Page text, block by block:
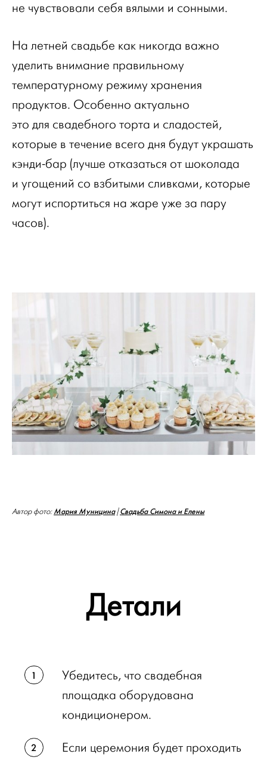
не чувствовали себя вялыми и сонными.
На летней свадьбе как никогда важно
уделить внимание правильному
температурному режиму хранения
продуктов. Особенно актуально
это для свадебного торта и сладостей,
которые в течение всего дня будут украшать
кэнди-бар (лучше отказаться от шоколада
и угощений со взбитыми сливками, которые
могут испортиться на жаре уже за пару
часов).
Автор фото: Мария Муницина|Свадьба Симона и Елены
Детали
Убедитесь, что свадебная
площадка оборудована
кондиционером.
Если церемония будет проходить